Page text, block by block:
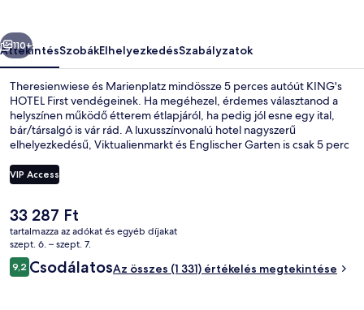
Következő
110+
ÁttekintésSzobákElhelyezkedésSzabályzatok
Theresienwiese és Marienplatz mindössze 5 perces autóút KING's
HOTEL First vendégeinek. Ha megéhezel, érdemes választanod a
helyszínen működő étterem étlapjáról, ha pedig jól esne egy ital,
bár/társalgó is vár rád. A luxusszínvonalú hotel nagyszerű
elhelyezkedésű, Viktualienmarkt és Englischer Garten is csak 5 perc
következő jellemzőiről: segítőkész személyzet és reggeli. Rövid
sétával megközelíthető a tömegközlekedés: Karlstraße
2 perc séta.
VIP Access
A
jelenlegi
ár
33 287 Ft
33 287 Ft
tartalmazza az adókat és egyéb díjakat
szept. 6. – szept. 7.
Értékelések
9,29,2 ennyiből: 10
CsodálatosAz összes (1 331) értékelés megtekintése